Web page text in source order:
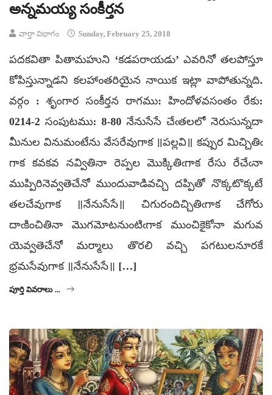
అన్నమయ్య సంకీర్తన
వార్తా విభాగం Sunday, February 25, 2018
పదకవితా పితామహుని ‘కడపరాయడు’ ఎవరినో తలపోస్తూ
కోపిస్తున్నాడని కలహాంతరియైన నాయిక ఇట్లా వాపోతున్నది.
వర్గం : శృంగార సంకీర్తన రాగము: హిందోళవసంతం రేకు:
0214-2 సంపుటము: 8-80 నేనుసేసే చేఁతలలో నెరుసున్నదా
మీనుల వినుమంటేను వేసరేవుగాక ॥పల్లవి॥ కప్పుర మిచ్చితిఁ
గాక కవకవ నవ్వితినా రెప్పల మొక్కితిఁగాక రేసు రేచేఁనా
ముప్పిరినెవ్వతెచేనో ముందువాడివచ్చి దప్పితో నొక్కటొక్కటే
తలచేవుగాక ॥నేనుసేసే॥ చిగురందిచ్చితిఁగాక చేగోరు
దాఁకించితినా మొగమోటనుంటిఁగాక ముంచికైకోనా మగువ
యెవ్వతెచేనో మర్మాలు తొరలి వచ్చి పగటులనూరకే
భ్రమసేవుగాక ॥నేనుసేసే॥ […]
పూర్తి వివరాలు ...